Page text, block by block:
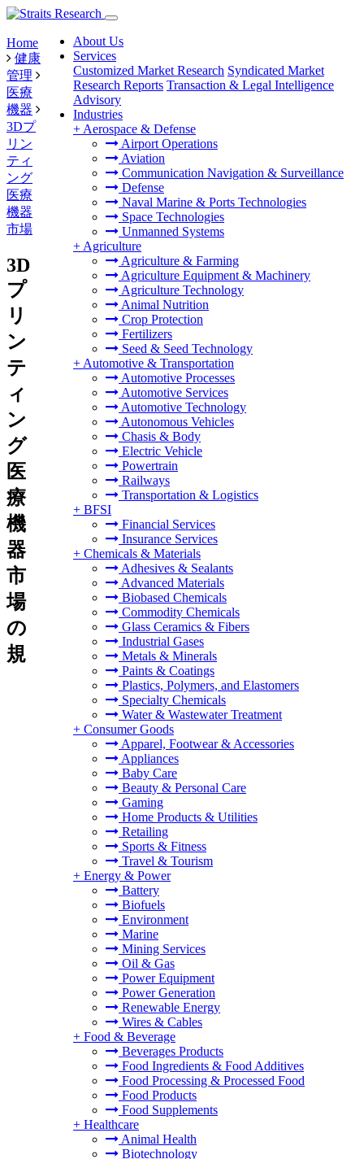
About Us
Services
Customized Market Research Syndicated Market
Research Reports Transaction & Legal Intelligence
Advisory
Industries
+ Aerospace & Defense
Airport Operations
Aviation
Communication Navigation & Surveillance
Defense
Naval Marine & Ports Technologies
Space Technologies
Unmanned Systems
+ Agriculture
Agriculture & Farming
Agriculture Equipment & Machinery
Agriculture Technology
Animal Nutrition
Crop Protection
Fertilizers
Seed & Seed Technology
+ Automotive & Transportation
Automotive Processes
Automotive Services
Automotive Technology
Autonomous Vehicles
Chasis & Body
Electric Vehicle
Powertrain
Railways
Transportation & Logistics
+ BFSI
Financial Services
Insurance Services
+ Chemicals & Materials
Adhesives & Sealants
Advanced Materials
Biobased Chemicals
Commodity Chemicals
Glass Ceramics & Fibers
Industrial Gases
Metals & Minerals
Paints & Coatings
Plastics, Polymers, and Elastomers
Specialty Chemicals
Water & Wastewater Treatment
+ Consumer Goods
Apparel, Footwear & Accessories
Appliances
Baby Care
Beauty & Personal Care
Gaming
Home Products & Utilities
Retailing
Sports & Fitness
Travel & Tourism
+ Energy & Power
Battery
Biofuels
Environment
Marine
Mining Services
Oil & Gas
Power Equipment
Power Generation
Renewable Energy
Wires & Cables
+ Food & Beverage
Beverages Products
Food Ingredients & Food Additives
Food Processing & Processed Food
Food Products
Food Supplements
+ Healthcare
Animal Health
Biotechnology
Home
健康
管理
医療
機器
3Dプ
リン
ティ
ング
医療
機器
市場
3D
プ
リ
ン
テ
ィ
ン
グ
医
療
機
器
市
場
の
規